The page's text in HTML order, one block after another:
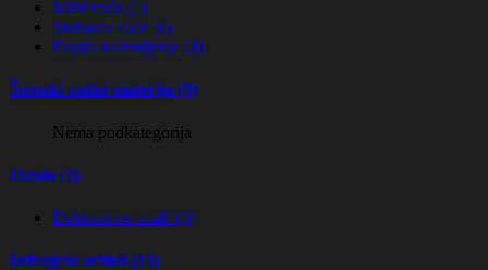
Mini voće (5)
Stubasto voće (6)
Duplo kalemljenje (4)
Šumski sadni materija (9)
Nema podkategorija
Ostalo (3)
Dekorativni malč (3)
Izdvojeni artikli (13)